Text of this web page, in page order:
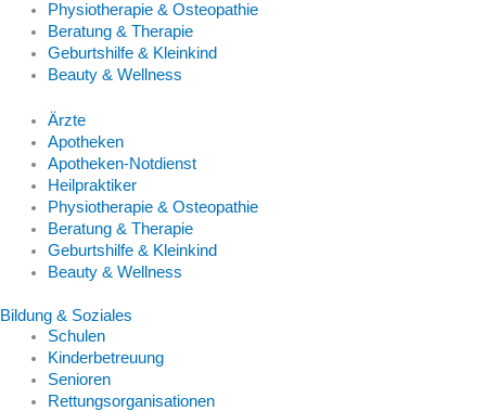
Physiotherapie & Osteopathie
Beratung & Therapie
Geburtshilfe & Kleinkind
Beauty & Wellness
Ärzte
Apotheken
Apotheken-Notdienst
Heilpraktiker
Physiotherapie & Osteopathie
Beratung & Therapie
Geburtshilfe & Kleinkind
Beauty & Wellness
Bildung & Soziales
Schulen
Kinderbetreuung
Senioren
Rettungsorganisationen